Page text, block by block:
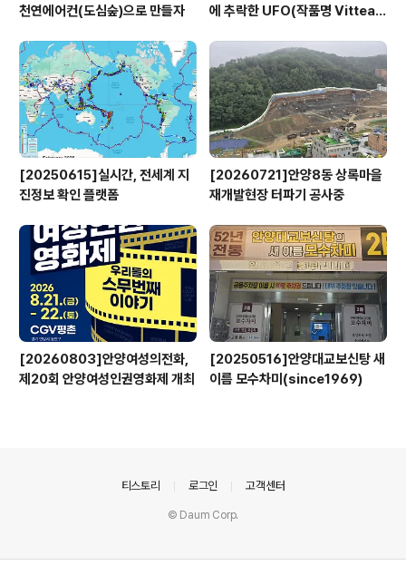
천연에어컨(도심숲)으로 만들자
에 추락한 UFO(작품명 Vitteau
[20250615]실시간, 전세계 지
진정보 확인 플랫폼
[20260721]안양8동 상록마을
재개발현장 터파기 공사중
[20260803]안양여성의전화,
제20회 안양여성인권영화제 개최
[20250516]안양대교보신탕 새
이름 모수차미(since1969)
티스토리 로그인 고객센터
© Daum Corp.